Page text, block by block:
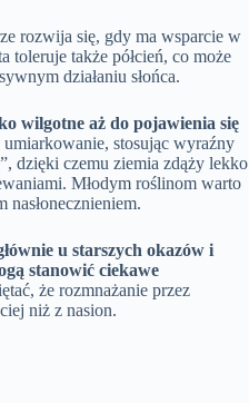
rozwija się, gdy ma wsparcie w
toleruje także półcień, co może
działaniu słońca.
wilgotne aż do pojawienia się
stosując wyraźny
dzięki czemu ziemia zdąży lekko
Młodym roślinom warto
u starszych okazów i
stanowić ciekawe
że rozmnażanie przez
niż z nasion.